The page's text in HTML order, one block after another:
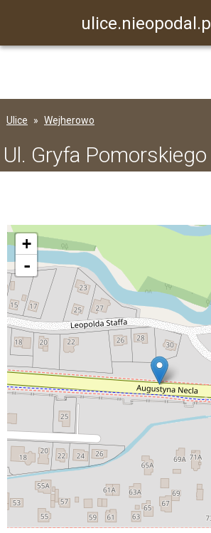
ulice.nieopodal.pl
Ulice Wejherowo
Ul. Gryfa Pomorskiego
+
-